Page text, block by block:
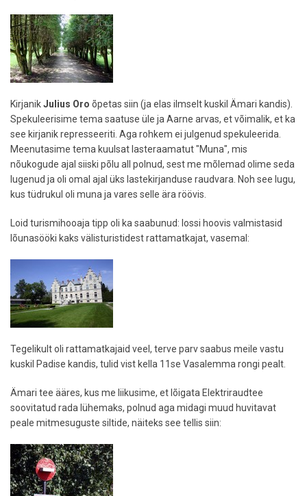
KirjanikJulius Oro õpetas siin (ja elas ilmselt kuskil Ämari kandis).
Spekuleerisime tema saatuse üle ja Aarne arvas, et võimalik, et ka
see kirjanik represseeriti. Aga rohkem ei julgenud spekuleerida.
Meenutasime tema kuulsat lasteraamatut "Muna", mis
nõukogude ajal siiski põlu all polnud, sest me mõlemad olime seda
lugenud ja oli omal ajal üks lastekirjanduse raudvara. Noh see lugu,
kus tüdrukul oli muna ja vares selle ära röövis.
Loid turismihooaja tipp oli ka saabunud: lossi hoovis valmistasid
lõunasööki kaks välisturistidest rattamatkajat, vasemal:
Tegelikult oli rattamatkajaid veel, terve parv saabus meile vastu
kuskil Padise kandis, tulid vist kella 11se Vasalemma rongi pealt.
Ämari tee ääres, kus me liikusime, et lõigata Elektriraudtee
soovitatud rada lühemaks, polnud aga midagi muud huvitavat
peale mitmesuguste siltide, näiteks see tellis siin: